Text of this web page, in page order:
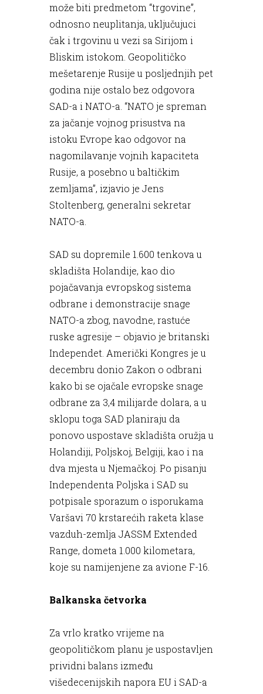
može biti predmetom “trgovine”,
odnosno neuplitanja, uključujuci
čak i trgovinu u vezi sa Sirijom i
Bliskim istokom. Geopolitičko
mešetarenje Rusije u posljednjih pet
godina nije ostalo bez odgovora
SAD-a i NATO-a. “NATO je spreman
za jačanje vojnog prisustva na
istoku Evrope kao odgovor na
nagomilavanje vojnih kapaciteta
Rusije, a posebno u baltičkim
zemljama”, izjavio je Jens
Stoltenberg, generalni sekretar
NATO-a.
SAD su dopremile 1.600 tenkova u
skladišta Holandije, kao dio
pojačavanja evropskog sistema
odbrane i demonstracije snage
NATO-a zbog, navodne, rastuće
ruske agresije – objavio je britanski
Independet. Američki Kongres je u
decembru donio Zakon o odbrani
kako bi se ojačale evropske snage
odbrane za 3,4 milijarde dolara, a u
sklopu toga SAD planiraju da
ponovo uspostave skladišta oružja u
Holandiji, Poljskoj, Belgiji, kao i na
dva mjesta u Njemačkoj. Po pisanju
Independenta Poljska i SAD su
potpisale sporazum o isporukama
Varšavi 70 krstarećih raketa klase
vazduh-zemlja JASSM Extended
Range, dometa 1.000 kilometara,
koje su namijenjene za avione F-16.
Balkanska četvorka
Za vrlo kratko vrijeme na
geopolitičkom planu je uspostavljen
prividni balans između
višedecenijskih napora EU i SAD-a